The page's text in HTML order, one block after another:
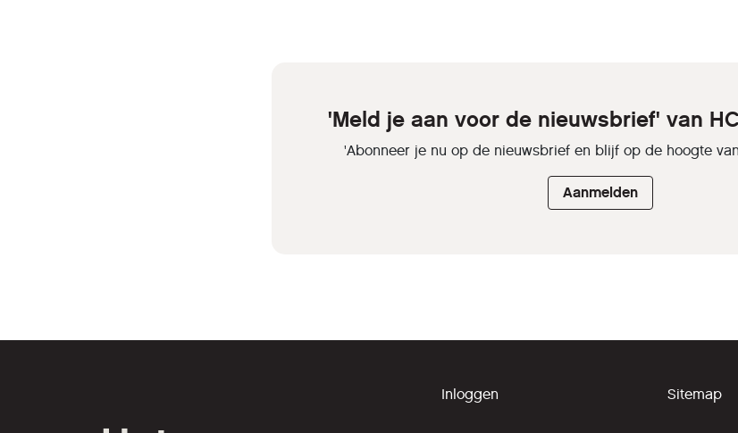
'Meld je aan voor de nieuwsbrief' van
'Abonneer je nu op de nieuwsbrief en blijf op de hoogte
Aanmelden
Inloggen Sitemap